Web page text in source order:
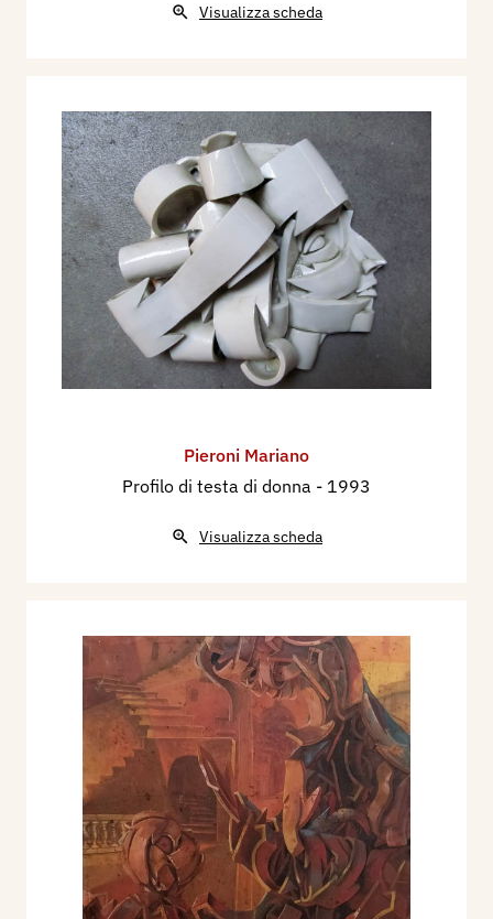
Visualizza scheda
Pieroni Mariano
Profilo di testa di donna - 1993
Visualizza scheda